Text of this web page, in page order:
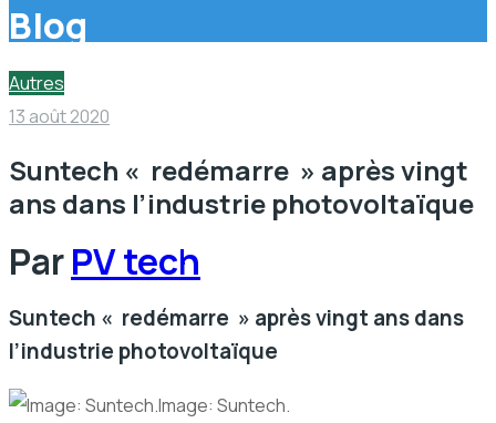
Blog
Autres
13 août 2020
Suntech « redémarre » après vingt
ans dans l’industrie photovoltaïque
ParPV tech
Suntech « redémarre » après vingt ans dans
l’industrie photovoltaïque
Image: Suntech.